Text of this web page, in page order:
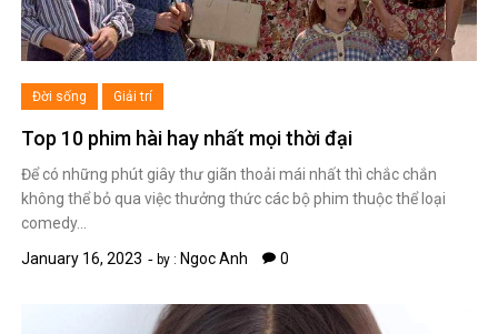
Đời sống Giải trí
Top 10 phim hài hay nhất mọi thời đại
Để có những phút giây thư giãn thoải mái nhất thì chắc chắn
không thể bỏ qua việc thưởng thức các bộ phim thuộc thể loại
comedy…
January 16, 2023
by : Ngoc Anh 0